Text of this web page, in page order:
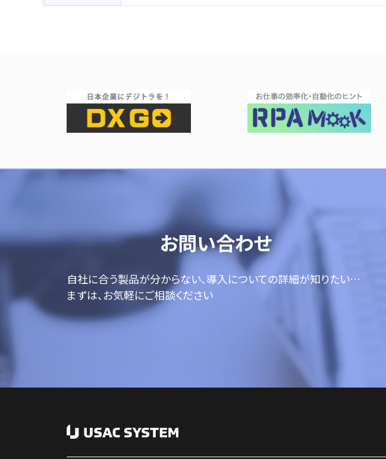
お問い合わせ
自社に合う製品が分からない、導入についての詳細が知りたい…
まずは、お気軽にご相談ください